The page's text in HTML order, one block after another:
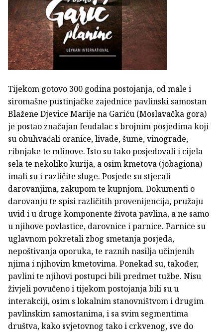
Tijekom gotovo 300 godina postojanja, od male i
siromašne pustinjačke zajednice pavlinski samostan
Blažene Djevice Marije na Gariću (Moslavačka gora)
je postao značajan feudalac s brojnim posjedima koji
su obuhvaćali oranice, livade, šume, vinograde,
ribnjake te mlinove. Isto su tako posjedovali i cijela
sela te nekoliko kurija, a osim kmetova (jobagiona)
imali su i različite sluge. Posjede su stjecali
darovanjima, zakupom te kupnjom. Dokumenti o
darovanju te spisi različitih provenijencija, pružaju
uvid i u druge komponente života pavlina, a ne samo
u njihove povlastice, darovnice i parnice. Parnice su
uglavnom pokretali zbog smetanja posjeda,
nepoštivanja oporuka, te raznih nasilja učinjenih
njima i njihovim kmetovima. Ponekad su, također,
pavlini te njihovi postupci bili predmet tužbe. Nisu
živjeli povučeno i tijekom postojanja bili su u
interakciji, osim s lokalnim stanovništvom i drugim
pavlinskim samostanima, i sa svim segmentima
društva, kako svjetovnog tako i crkvenog, sve do